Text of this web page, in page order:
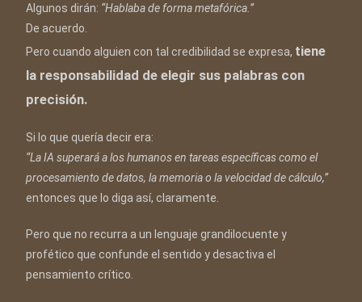
Algunos dirán: “Hablaba de forma metafórica.”
De acuerdo.
Pero cuando alguien con tal credibilidad se expresa, tiene
la responsabilidad de elegir sus palabras con
precisión.
Si lo que quería decir era:
“La IA superará a los humanos en tareas específicas como el
procesamiento de datos, la memoria o la velocidad de cálculo,”
entonces que lo diga así, claramente.
Pero que no recurra a un lenguaje grandilocuente y
profético que confunde el sentido y desactiva el
pensamiento crítico.